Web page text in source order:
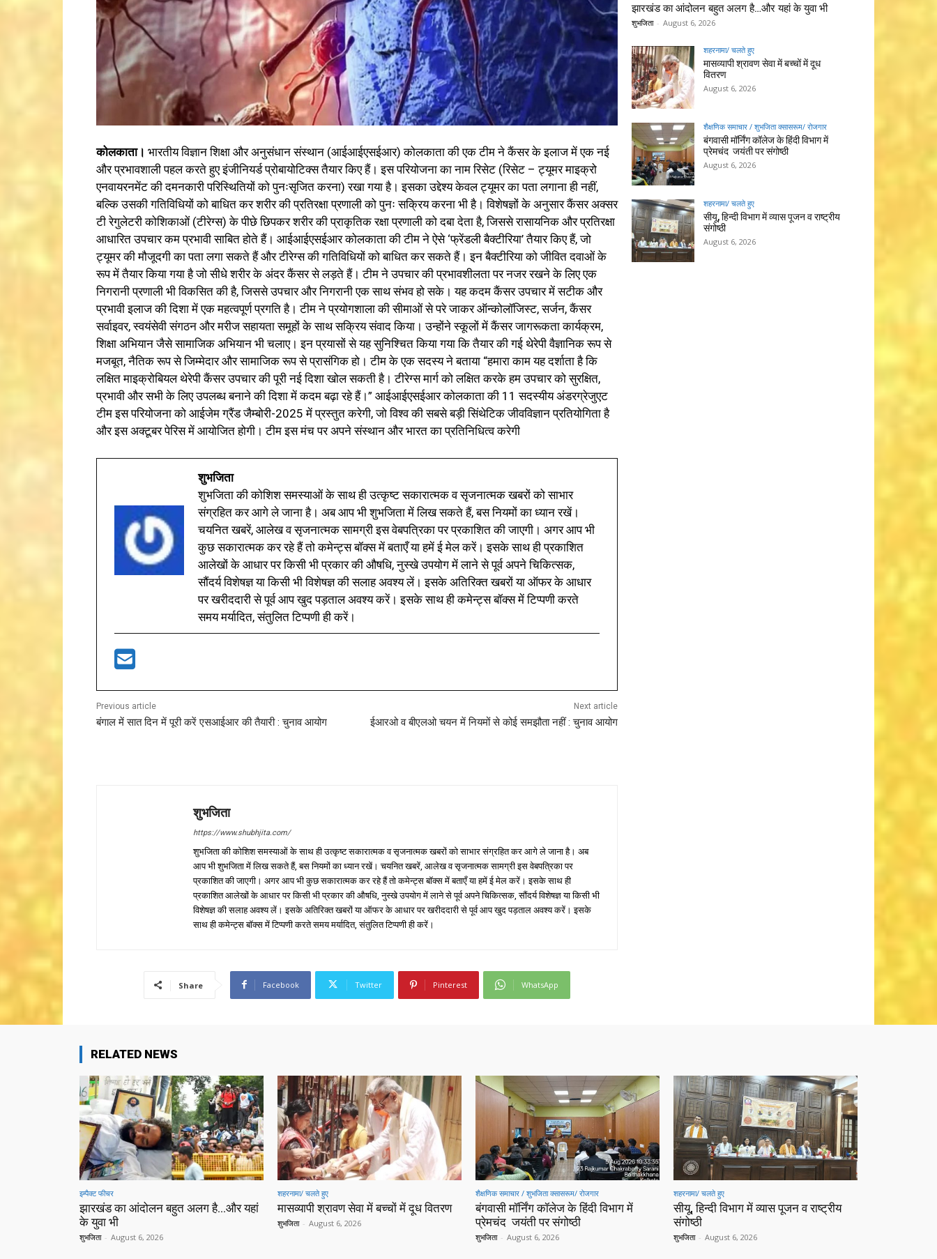
कोलकाता। भारतीय विज्ञान शिक्षा और अनुसंधान संस्थान (आईआईएसईआर) कोलकाता की एक टीम ने कैंसर के इलाज में एक नई
और प्रभावशाली पहल करते हुए इंजीनियर्ड प्रोबायोटिक्स तैयार किए हैं। इस परियोजना का नाम रिसेट (रिसेट – ट्यूमर माइक्रो
एनवायरनमेंट की दमनकारी परिस्थितियों को पुनःसृजित करना) रखा गया है। इसका उद्देश्य केवल ट्यूमर का पता लगाना ही नहीं,
बल्कि उसकी गतिविधियों को बाधित कर शरीर की प्रतिरक्षा प्रणाली को पुनः सक्रिय करना भी है। विशेषज्ञों के अनुसार कैंसर अक्सर
टी रेगुलेटरी कोशिकाओं (टीरेग्स) के पीछे छिपकर शरीर की प्राकृतिक रक्षा प्रणाली को दबा देता है, जिससे रासायनिक और प्रतिरक्षा
आधारित उपचार कम प्रभावी साबित होते हैं। आईआईएसईआर कोलकाता की टीम ने ऐसे ‘फ्रेंडली बैक्टीरिया’ तैयार किए हैं, जो
ट्यूमर की मौजूदगी का पता लगा सकते हैं और टीरेग्स की गतिविधियों को बाधित कर सकते हैं। इन बैक्टीरिया को जीवित दवाओं के
रूप में तैयार किया गया है जो सीधे शरीर के अंदर कैंसर से लड़ते हैं। टीम ने उपचार की प्रभावशीलता पर नजर रखने के लिए एक
निगरानी प्रणाली भी विकसित की है, जिससे उपचार और निगरानी एक साथ संभव हो सके। यह कदम कैंसर उपचार में सटीक और
प्रभावी इलाज की दिशा में एक महत्वपूर्ण प्रगति है। टीम ने प्रयोगशाला की सीमाओं से परे जाकर ऑन्कोलॉजिस्ट, सर्जन, कैंसर
सर्वाइवर, स्वयंसेवी संगठन और मरीज सहायता समूहों के साथ सक्रिय संवाद किया। उन्होंने स्कूलों में कैंसर जागरूकता कार्यक्रम,
शिक्षा अभियान जैसे सामाजिक अभियान भी चलाए। इन प्रयासों से यह सुनिश्चित किया गया कि तैयार की गई थेरेपी वैज्ञानिक रूप से
मजबूत, नैतिक रूप से जिम्मेदार और सामाजिक रूप से प्रासंगिक हो। टीम के एक सदस्य ने बताया “हमारा काम यह दर्शाता है कि
लक्षित माइक्रोबियल थेरेपी कैंसर उपचार की पूरी नई दिशा खोल सकती है। टीरेग्स मार्ग को लक्षित करके हम उपचार को सुरक्षित,
प्रभावी और सभी के लिए उपलब्ध बनाने की दिशा में कदम बढ़ा रहे हैं।” आईआईएसईआर कोलकाता की 11 सदस्यीय अंडरग्रेजुएट
टीम इस परियोजना को आईजेम ग्रैंड जैम्बोरी-2025 में प्रस्तुत करेगी, जो विश्व की सबसे बड़ी सिंथेटिक जीवविज्ञान प्रतियोगिता है
और इस अक्टूबर पेरिस में आयोजित होगी। टीम इस मंच पर अपने संस्थान और भारत का प्रतिनिधित्व करेगी
शुभजिता
शुभजिता की कोशिश समस्याओं के साथ ही उत्कृष्ट सकारात्मक व सृजनात्मक खबरों को साभार
संग्रहित कर आगे ले जाना है। अब आप भी शुभजिता में लिख सकते हैं, बस नियमों का ध्यान रखें।
चयनित खबरें, आलेख व सृजनात्मक सामग्री इस वेबपत्रिका पर प्रकाशित की जाएगी। अगर आप भी
कुछ सकारात्मक कर रहे हैं तो कमेन्ट्स बॉक्स में बताएँ या हमें ई मेल करें। इसके साथ ही प्रकाशित
आलेखों के आधार पर किसी भी प्रकार की औषधि, नुस्खे उपयोग में लाने से पूर्व अपने चिकित्सक,
सौंदर्य विशेषज्ञ या किसी भी विशेषज्ञ की सलाह अवश्य लें। इसके अतिरिक्त खबरों या ऑफर के आधार
पर खरीददारी से पूर्व आप खुद पड़ताल अवश्य करें। इसके साथ ही कमेन्ट्स बॉक्स में टिप्पणी करते
समय मर्यादित, संतुलित टिप्पणी ही करें।
Previous article
बंगाल में सात दिन में पूरी करें एसआईआर की तैयारी : चुनाव आयोग
Next article
ईआरओ व बीएलओ चयन में नियमों से कोई समझौता नहीं : चुनाव आयोग
शुभजिता
https://www.shubhjita.com/
शुभजिता की कोशिश समस्याओं के साथ ही उत्कृष्ट सकारात्मक व सृजनात्मक खबरों को साभार संग्रहित कर आगे ले जाना है। अब
आप भी शुभजिता में लिख सकते हैं, बस नियमों का ध्यान रखें। चयनित खबरें, आलेख व सृजनात्मक सामग्री इस वेबपत्रिका पर
प्रकाशित की जाएगी। अगर आप भी कुछ सकारात्मक कर रहे हैं तो कमेन्ट्स बॉक्स में बताएँ या हमें ई मेल करें। इसके साथ ही
प्रकाशित आलेखों के आधार पर किसी भी प्रकार की औषधि, नुस्खे उपयोग में लाने से पूर्व अपने चिकित्सक, सौंदर्य विशेषज्ञ या किसी भी
विशेषज्ञ की सलाह अवश्य लें। इसके अतिरिक्त खबरों या ऑफर के आधार पर खरीददारी से पूर्व आप खुद पड़ताल अवश्य करें। इसके
साथ ही कमेन्ट्स बॉक्स में टिप्पणी करते समय मर्यादित, संतुलित टिप्पणी ही करें।
Share Facebook Twitter Pinterest WhatsApp
झारखंड का आंदोलन बहुत अलग है…और यहां के युवा भी
शुभजिता - August 6, 2026
शहरनामा/ चलते हुए
मासव्यापी श्रावण सेवा में बच्चों में दूध
वितरण
August 6, 2026
शैक्षणिक समाचार / शुभजिता क्सासरूम/ रोजगार
बंगवासी मॉर्निंग कॉलेज के हिंदी विभाग में
प्रेमचंद जयंती पर संगोष्ठी
August 6, 2026
शहरनामा/ चलते हुए
सीयू, हिन्दी विभाग में व्यास पूजन व राष्ट्रीय
संगोष्ठी
August 6, 2026
RELATED NEWS
इम्पैक्ट फीचर
झारखंड का आंदोलन बहुत अलग है…और यहां
के युवा भी
शुभजिता - August 6, 2026
शहरनामा/ चलते हुए
मासव्यापी श्रावण सेवा में बच्चों में दूध वितरण
शुभजिता - August 6, 2026
शैक्षणिक समाचार / शुभजिता क्सासरूम/ रोजगार
बंगवासी मॉर्निंग कॉलेज के हिंदी विभाग में
प्रेमचंद जयंती पर संगोष्ठी
शुभजिता - August 6, 2026
शहरनामा/ चलते हुए
सीयू, हिन्दी विभाग में व्यास पूजन व राष्ट्रीय
संगोष्ठी
शुभजिता - August 6, 2026